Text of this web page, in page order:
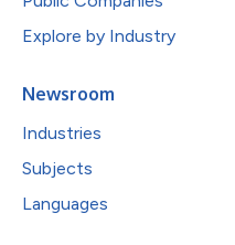
Explore by Industry
Newsroom
Industries
Subjects
Languages